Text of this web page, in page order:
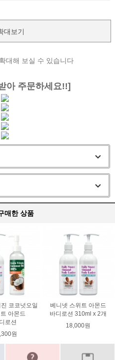
대보기
대해 보실 수 있습니다
아 주문하세요!!]
매한 상품
코코넛오일
아몬드
로션
원
베니넷 스위트 아몬드
바디로션 310ml x 2개
18,000원